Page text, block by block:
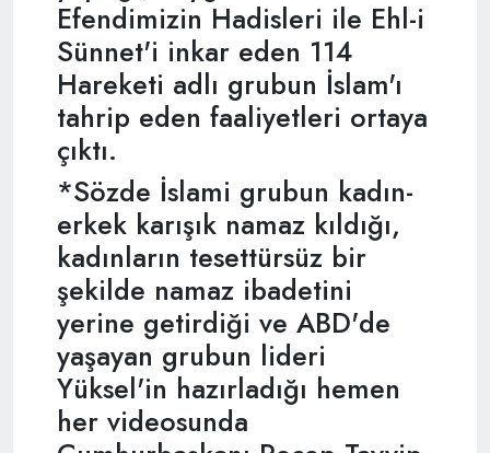
Efendimizin Hadisleri ile Ehl-i
Sünnet'i inkar eden 114
Hareketi adlı grubun İslam'ı
tahrip eden faaliyetleri ortaya
çıktı.
*Sözde İslami grubun kadın-
erkek karışık namaz kıldığı,
kadınların tesettürsüz bir
şekilde namaz ibadetini
yerine getirdiği ve ABD'de
yaşayan grubun lideri
Yüksel'in hazırladığı hemen
her videosunda